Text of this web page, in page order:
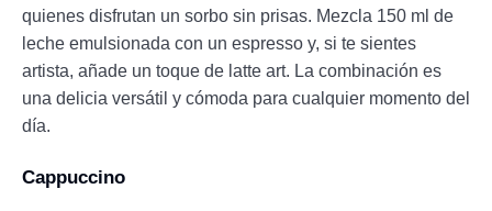
quienes disfrutan un sorbo sin prisas. Mezcla 150 ml de
leche emulsionada con un espresso y, si te sientes
artista, añade un toque de latte art. La combinación es
una delicia versátil y cómoda para cualquier momento del
día.
Cappuccino